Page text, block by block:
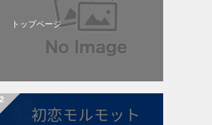
トップページ